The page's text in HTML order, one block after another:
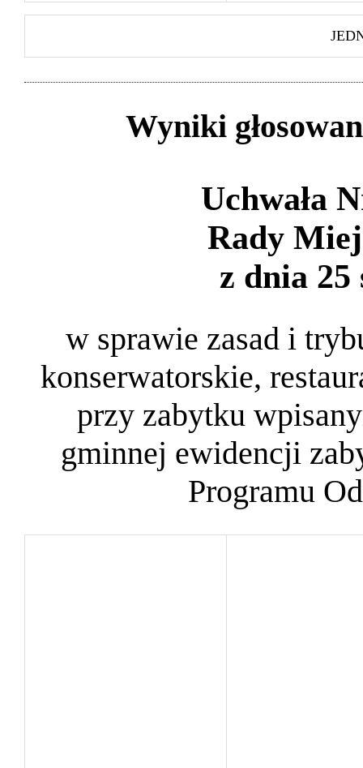
Wyniki
Uchwała
Rady
z dnia 25
w sprawie zasad i
konserwatorskie,
przy zabytku
gminnej ewidencji
Programu